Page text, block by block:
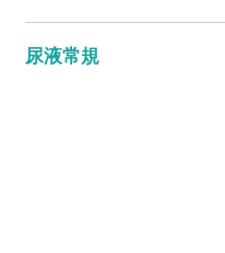
尿液常規